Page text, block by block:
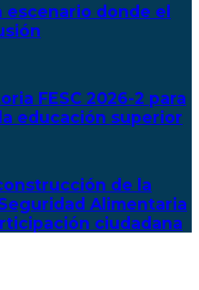
escenario donde el
FESC 2026-2 para
educación superior
de la
Alimentaria
ciudadana